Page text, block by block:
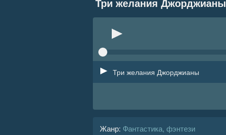
Три желания Джорджианы
Жанр: Фантастика, фэнтези